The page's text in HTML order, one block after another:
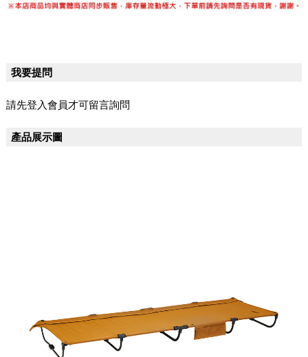
我要提問
請先登入會員才可留言詢問
產品展示圖